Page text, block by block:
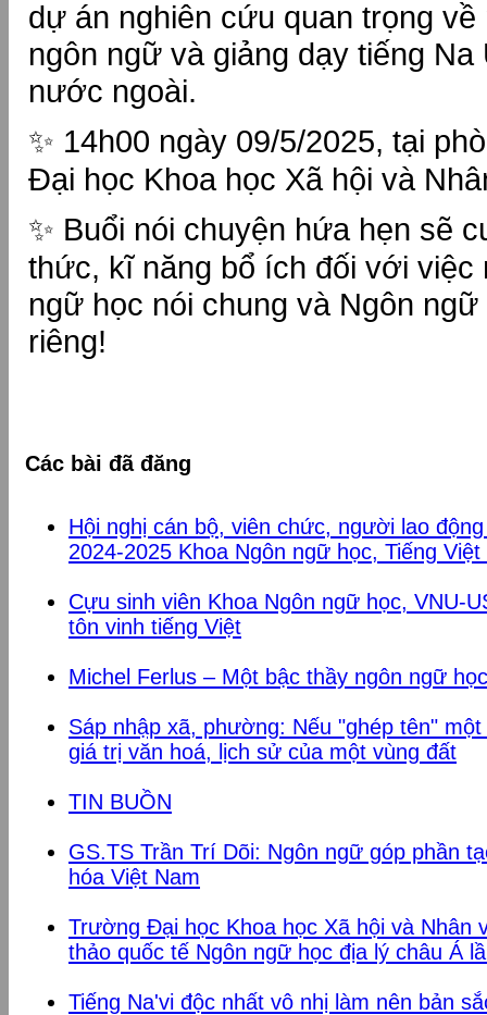
dự án nghiên cứu quan trọng
ngôn ngữ và giảng dạy tiếng
nước ngoài.
✨ 14h00 ngày 09/5/2025, tại
Đại học Khoa học Xã hội và
✨ Buổi nói chuyện hứa hẹn sẽ
thức, kĩ năng bổ ích đối với việc
ngữ học nói chung và Ngôn
riêng!
Các bài đã đăng
Hội nghị cán bộ, viên chức, người lao
2024-2025 Khoa Ngôn ngữ học, Tiếng
Cựu sinh viên Khoa Ngôn ngữ học, VNU-
tôn vinh tiếng Việt
Michel Ferlus – Một bậc thầy ngôn ngữ học
Sáp nhập xã, phường: Nếu "ghép tên"
giá trị văn hoá, lịch sử của một vùng đất
TIN BUỒN
GS.TS Trần Trí Dõi: Ngôn ngữ góp phần
hóa Việt Nam
Trường Đại học Khoa học Xã hội và Nhân
thảo quốc tế Ngôn ngữ học địa lý châu Á
Tiếng Na'vi độc nhất vô nhị làm nên bản